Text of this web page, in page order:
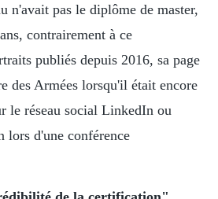
n'avait pas le diplôme de master,
contrairement à ce
publiés depuis 2016, sa page
des Armées lorsqu'il était encore
le réseau social LinkedIn ou
lors d'une conférence